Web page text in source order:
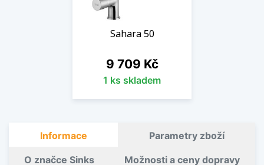
Sahara 50
Cena
9 709 Kč
1 ks skladem
Informace Parametry zboží
O značce Sinks Možnosti a ceny dopravy